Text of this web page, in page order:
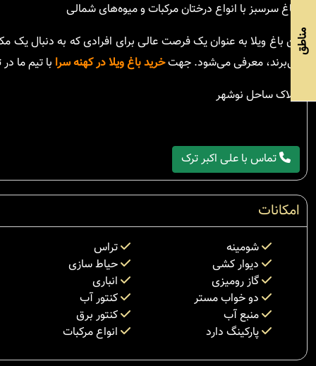
- باغ سرسبز با انواع درختان مرکبات و میوه‌های شمالی
این باغ ویلا به عنوان یک فرصت عالی برای افرادی که به دنبال
می‌برند، معرفی می‌شود. جهتخرید باغ ویلا در کهنه سرا با تیم ما
املاک ساحل نوشهر
تماس با علی اکبر ترک
امکانات
شومینه
تراس
دیوار کشی
حیاط سازی
گاز رومیزی
انباری
دو خواب مستر
کنتور آب
منبع آب
کنتور برق
پارکینگ دارد
انواع مرکبات
مناطق